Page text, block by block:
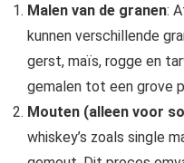
Malen van de granen:
kunnen verschillende
gerst, maïs, rogge en
gemalen tot een grove
Mouten (alleen voor
whiskey’s zoals single